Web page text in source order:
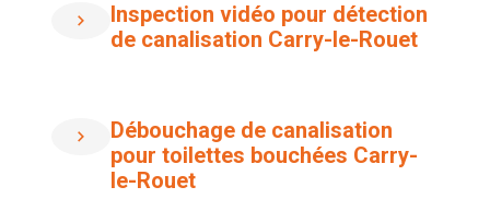
Inspection vidéo pour détection
de canalisation Carry-le-Rouet
Débouchage de canalisation
pour toilettes bouchées Carry-
le-Rouet